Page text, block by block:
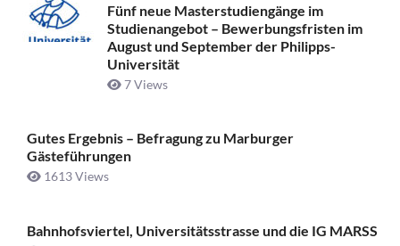
Fünf neue Masterstudiengänge im
Studienangebot – Bewerbungsfristen im
August und September der Philipps-
Universität
7 Views
Gutes Ergebnis – Befragung zu Marburger
Gästeführungen
1613 Views
Bahnhofsviertel, Universitätsstrasse und die IG MARSS